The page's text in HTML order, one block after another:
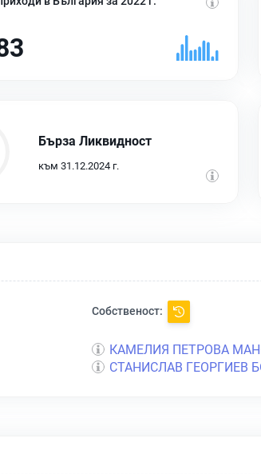
Бърза Ликвидност
към 31.12.2024 г.
Собственост:
КАМЕЛИЯ ПЕТРОВА
СТАНИСЛАВ ГЕОРГИЕВ